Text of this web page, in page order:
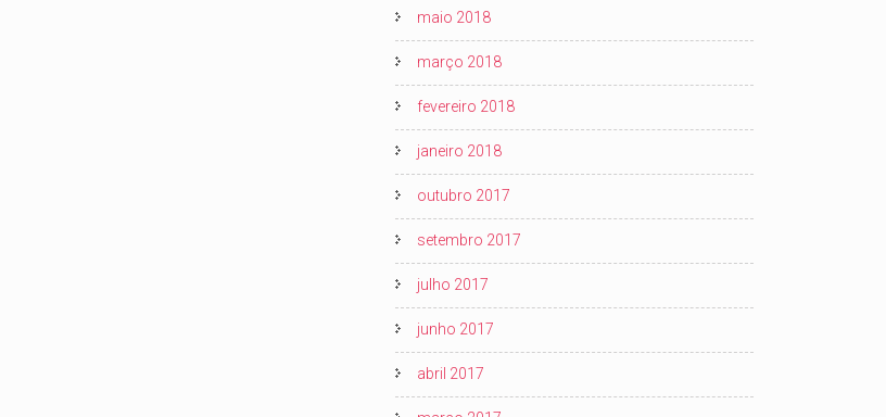
maio 2018
março 2018
fevereiro 2018
janeiro 2018
outubro 2017
setembro 2017
julho 2017
junho 2017
abril 2017